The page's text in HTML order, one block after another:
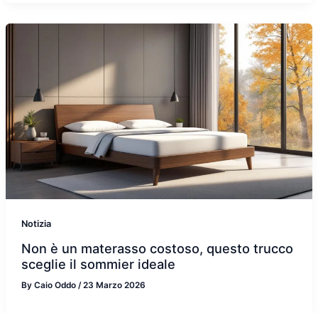
Notizia
Non è un materasso costoso, questo trucco
sceglie il sommier ideale
By Caio Oddo /23 Marzo 2026